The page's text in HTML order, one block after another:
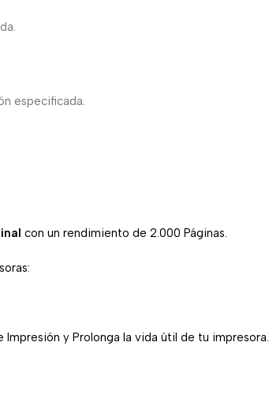
especificada.
con un rendimiento de 2.000 Páginas.
y Prolonga la vida útil de tu impresora.